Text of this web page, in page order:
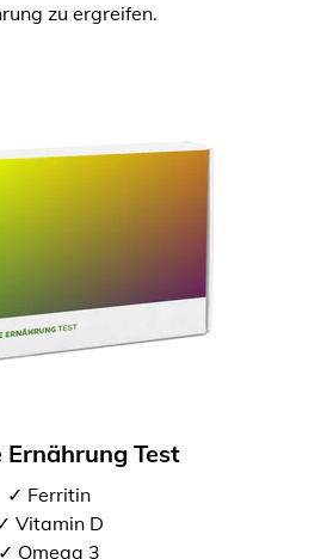
zu ergreifen.
Ernährung Test
✓ Ferritin
Vitamin D
✓ Omega 3